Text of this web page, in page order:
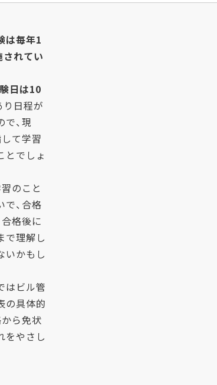
は毎年1
されてい
日は10
り日程が
、現
て学習
とでしょ
のこと
、合格
格後に
で理解し
いかもし
はビル管
の具体的
ら免状
をやさし